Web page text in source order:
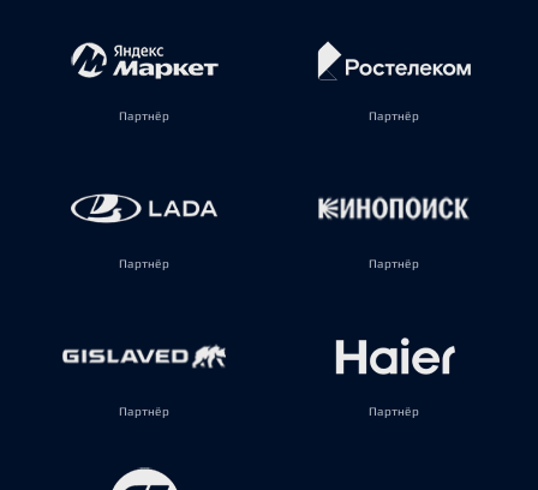
Партнёр Партнёр
Партнёр Партнёр
Партнёр Партнёр